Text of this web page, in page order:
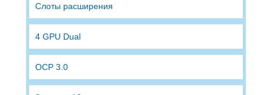
Слоты расширения
4 GPU Dual
OCP 3.0